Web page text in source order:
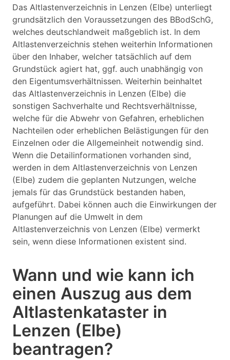
Das Altlastenverzeichnis in Lenzen (Elbe) unterliegt
grundsätzlich den Voraussetzungen des BBodSchG,
welches deutschlandweit maßgeblich ist. In dem
Altlastenverzeichnis stehen weiterhin Informationen
über den Inhaber, welcher tatsächlich auf dem
Grundstück agiert hat, ggf. auch unabhängig von
den Eigentumsverhältnissen. Weiterhin beinhaltet
das Altlastenverzeichnis in Lenzen (Elbe) die
sonstigen Sachverhalte und Rechtsverhältnisse,
welche für die Abwehr von Gefahren, erheblichen
Nachteilen oder erheblichen Belästigungen für den
Einzelnen oder die Allgemeinheit notwendig sind.
Wenn die Detailinformationen vorhanden sind,
werden in dem Altlastenverzeichnis von Lenzen
(Elbe) zudem die geplanten Nutzungen, welche
jemals für das Grundstück bestanden haben,
aufgeführt. Dabei können auch die Einwirkungen der
Planungen auf die Umwelt in dem
Altlastenverzeichnis von Lenzen (Elbe) vermerkt
sein, wenn diese Informationen existent sind.
Wann und wie kann ich
einen Auszug aus dem
Altlastenkataster in
Lenzen (Elbe)
beantragen?